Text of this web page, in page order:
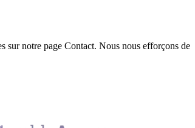
sur notre page Contact. Nous nous efforçons de